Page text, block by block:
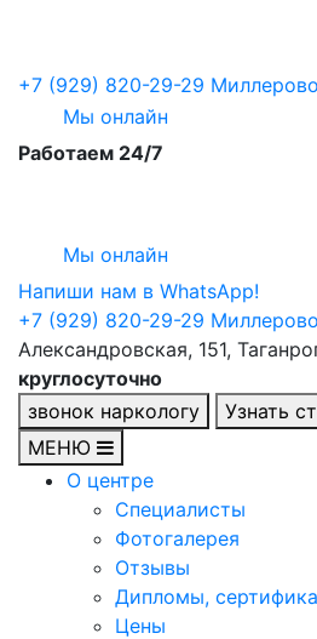
+7 (929) 820-29-29 Миллерово
Мы онлайн
Работаем 24/7
Мы онлайн
Напиши нам в WhatsApp!
+7 (929) 820-29-29 Миллерово
Александровская, 151,
круглосуточно
звонок наркологу
Узнать
МЕНЮ
О центре
Специалисты
Фотогалерея
Отзывы
Дипломы,
Цены